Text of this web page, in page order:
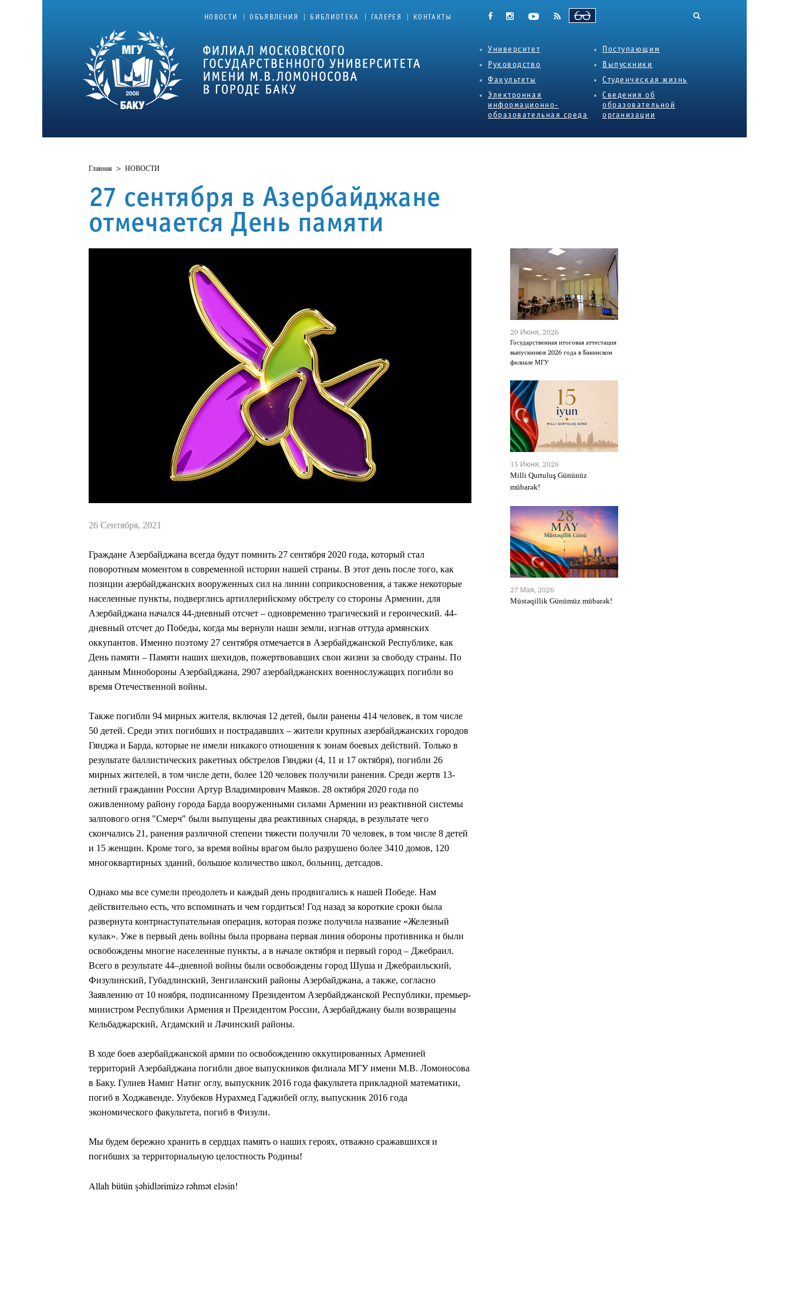
НОВОСТИ | ОБЪЯВЛЕНИЯ | БИБЛИОТЕКА | ГАЛЕРЕЯ | КОНТАКТЫ ВЕРСИЯ ДЛЯ СЛАБОВИДЯЩИХ
Университет
Руководство
Факультеты
Электронная
информационно-
образовательная среда
Поступающим
Выпускники
Студенческая жизнь
Сведения об
образовательной
организации
Главная > НОВОСТИ
27 сентября в Азербайджане
отмечается День памяти
26 Сентября, 2021
Граждане Азербайджана всегда будут помнить 27 сентября 2020 года, который стал
поворотным моментом в современной истории нашей страны. В этот день после того, как
позиции азербайджанских вооруженных сил на линии соприкосновения, а также некоторые
населенные пункты, подверглись артиллерийскому обстрелу со стороны Армении, для
Азербайджана начался 44-дневный отсчет – одновременно трагический и героический. 44-
дневный отсчет до Победы, когда мы вернули наши земли, изгнав оттуда армянских
оккупантов. Именно поэтому 27 сентября отмечается в Азербайджанской Республике, как
День памяти – Памяти наших шехидов, пожертвовавших свои жизни за свободу страны. По
данным Минобороны Азербайджана, 2907 азербайджанских военнослужащих погибли во
время Отечественной войны.
Также погибли 94 мирных жителя, включая 12 детей, были ранены 414 человек, в том числе
50 детей. Среди этих погибших и пострадавших – жители крупных азербайджанских городов
Гянджа и Барда, которые не имели никакого отношения к зонам боевых действий. Только в
результате баллистических ракетных обстрелов Гянджи (4, 11 и 17 октября), погибли 26
мирных жителей, в том числе дети, более 120 человек получили ранения. Среди жертв 13-
летний гражданин России Артур Владимирович Маяков. 28 октября 2020 года по
оживленному району города Барда вооруженными силами Армении из реактивной системы
залпового огня "Смерч" были выпущены два реактивных снаряда, в результате чего
скончались 21, ранения различной степени тяжести получили 70 человек, в том числе 8 детей
и 15 женщин. Кроме того, за время войны врагом было разрушено более 3410 домов, 120
многоквартирных зданий, большое количество школ, больниц, детсадов.
Однако мы все сумели преодолеть и каждый день продвигались к нашей Победе. Нам
действительно есть, что вспоминать и чем гордиться! Год назад за короткие сроки была
развернута контрнаступательная операция, которая позже получила название «Железный
кулак». Уже в первый день войны была прорвана первая линия обороны противника и были
освобождены многие населенные пункты, а в начале октября и первый город – Джебраил.
Всего в результате 44–дневной войны были освобождены город Шуша и Джебраильский,
Физулинский, Губадлинский, Зенгиланский районы Азербайджана, а также, согласно
Заявлению от 10 ноября, подписанному Президентом Азербайджанской Республики, премьер-
министром Республики Армения и Президентом России, Азербайджану были возвращены
Кельбаджарский, Агдамский и Лачинский районы.
В ходе боев азербайджанской армии по освобождению оккупированных Арменией
территорий Азербайджана погибли двое выпускников филиала МГУ имени М.В. Ломоносова
в Баку. Гулиев Намиг Натиг оглу, выпускник 2016 года факультета прикладной математики,
погиб в Ходжавенде. Улубеков Нурахмед Гаджибей оглу, выпускник 2016 года
экономического факультета, погиб в Физули.
Мы будем бережно хранить в сердцах память о наших героях, отважно сражавшихся и
погибших за территориальную целостность Родины!
Allah bütün şəhidlərimizə rəhmət eləsin!
20 Июня, 2026
Государственная итоговая аттестация
выпускников 2026 года в Бакинском
филиале МГУ
15 Июня, 2026
Milli Qurtuluş Gününüz
mübarək!
27 Мая, 2026
Müstəqillik Günümüz mübarək!